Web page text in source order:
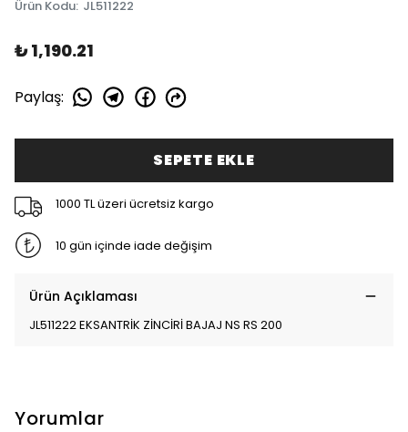
Ürün Kodu: JL511222
₺ 1,190.21
Paylaş:
SEPETE EKLE
1000 TL üzeri ücretsiz kargo
10 gün içinde iade değişim
Ürün Açıklaması
JL511222 EKSANTRİK ZİNCİRİ BAJAJ NS RS 200
Yorumlar